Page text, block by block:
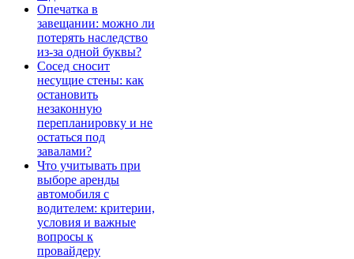
Опечатка в
завещании: можно ли
потерять наследство
из-за одной буквы?
Сосед сносит
несущие стены: как
остановить
незаконную
перепланировку и не
остаться под
завалами?
Что учитывать при
выборе аренды
автомобиля с
водителем: критерии,
условия и важные
вопросы к
провайдеру